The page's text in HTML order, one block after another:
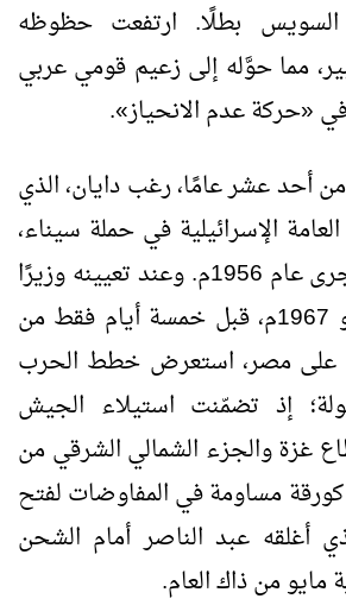
بطلًا. ارتفعت حظوظه
مما حوَّله إلى زعيم قومي عربي
«حركة عدم الانحياز».
أحد عشر عامًا، رغب دايان، الذي
الإسرائيلية في حملة سيناء،
في عدم تكرار ما جرى عام 1956م. وعند تعيينه وزيرًا
للدفاع في 1 يونيو 1967م، قبل خمسة أيام فقط من
على مصر، استعرض خطط الحرب
إذ تضمّنت استيلاء الجيش
غزة والجزء الشمالي الشرقي من
مساومة في المفاوضات لفتح
أغلقه عبد الناصر أمام الشحن
مايو من ذاك العام.